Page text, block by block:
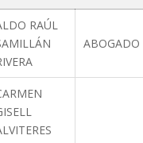
RAÚL
ABOGADO